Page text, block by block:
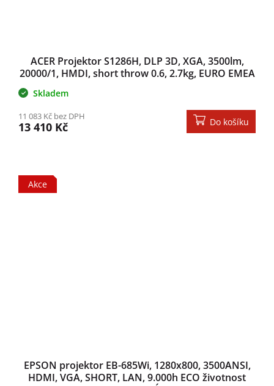
ACER Projektor S1286H, DLP 3D, XGA, 3500lm,
20000/1, HMDI, short throw 0.6, 2.7kg, EURO EMEA
Skladem
11 083 Kč bez DPH
13 410 Kč Do košíku
Akce
EPSON projektor EB-685Wi, 1280x800, 3500ANSI,
HDMI, VGA, SHORT, LAN, 9.000h ECO životnost